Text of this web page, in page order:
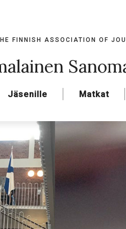
FINNISH ASSOCIATION OF
Jäsenille Matkat